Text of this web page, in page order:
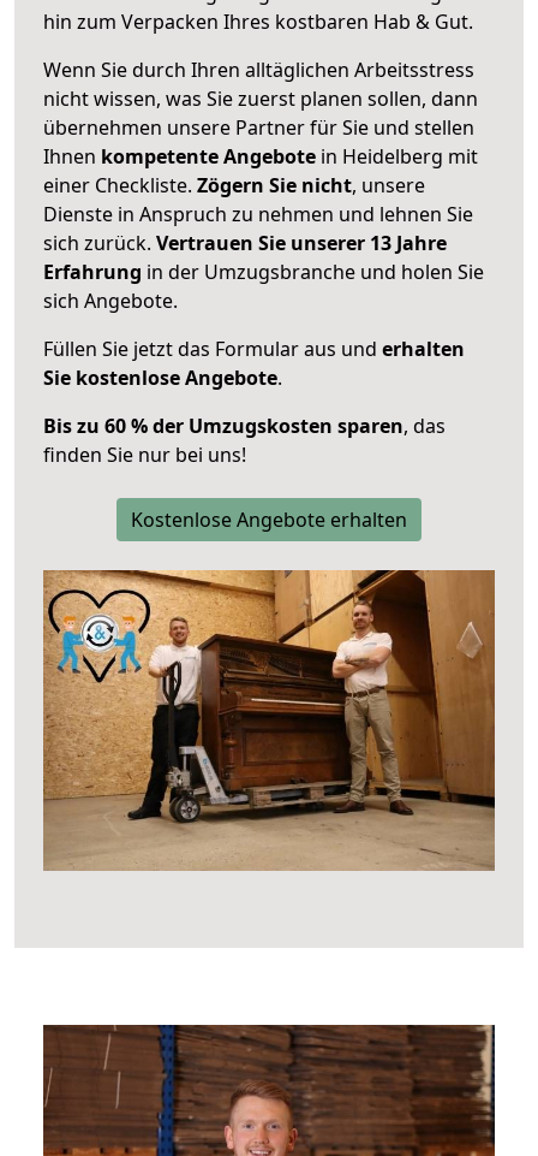
hin zum Verpacken Ihres kostbaren Hab & Gut.
Wenn Sie durch Ihren alltäglichen Arbeitsstress
nicht wissen, was Sie zuerst planen sollen, dann
übernehmen unsere Partner für Sie und stellen
Ihnen kompetente Angebote in Heidelberg mit
einer Checkliste. Zögern Sie nicht, unsere
Dienste in Anspruch zu nehmen und lehnen Sie
sich zurück. Vertrauen Sie unserer 13 Jahre
Erfahrung in der Umzugsbranche und holen Sie
sich Angebote.
Füllen Sie jetzt das Formular aus und erhalten
Sie kostenlose Angebote.
Bis zu 60 % der Umzugskosten sparen, das
finden Sie nur bei uns!
Kostenlose Angebote erhalten